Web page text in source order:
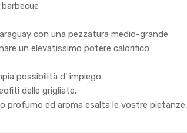
con una pezzatura medio-grande
un elevatissimo potere calorifico
possibilità d' impiego.
delle grigliate.
profumo ed aroma esalta le vostre pietanze.